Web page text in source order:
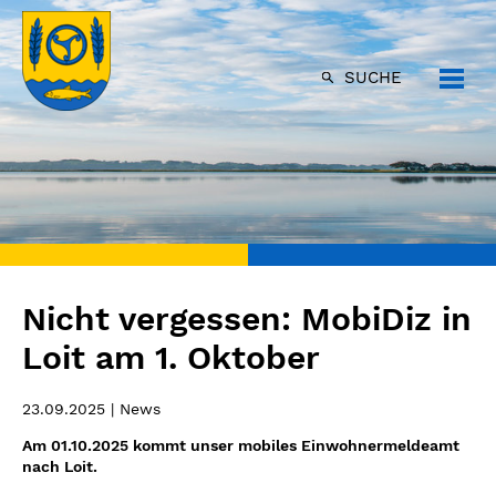
SUCHE
Nicht vergessen: MobiDiz in
Loit am 1. Oktober
23.09.2025 | News
Am 01.10.2025 kommt unser mobiles Einwohnermeldeamt
nach Loit.